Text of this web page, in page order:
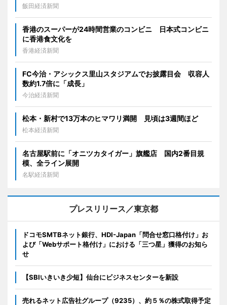
飯田経済新聞
香港のスーパーが24時間営業のコンビニ 日本式コンビニ
に香港食文化を
香港経済新聞
FC今治・アシックス里山スタジアムでお披露目会 収容人
数約1.7倍に「成長」
今治経済新聞
松本・新村で13万本のヒマワリ満開 見頃は3週間ほど
松本経済新聞
名古屋駅前に「オニツカタイガー」旗艦店 国内2番目規
模、全ライン展開
名駅経済新聞
プレスリリース／東京都
ドコモSMTBネット銀行、HDI-Japan「問合せ窓口格付け」お
よび「Webサポート格付け」における「三つ星」獲得のお知ら
せ
【SBIいきいき少短】仙台にビジネスセンターを新設
売れるネット広告社グループ（9235）、約５％の株式取得予定